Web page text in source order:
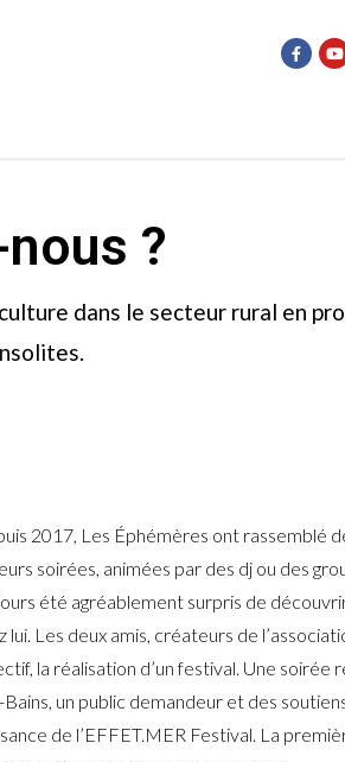
?
dans le secteur rural en
2017, Les Éphémères ont rassemblé
soirées, animées par des dj ou des
été agréablement surpris de
lui. Les deux amis, créateurs de
la réalisation d’un festival. Une soirée
Bains, un public demandeur et des
de l’EFFET.MER Festival. La